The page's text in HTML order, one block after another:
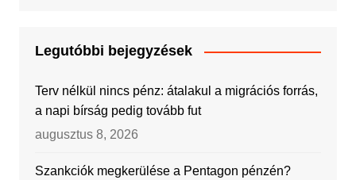
Legutóbbi bejegyzések
Terv nélkül nincs pénz: átalakul a migrációs forrás,
a napi bírság pedig tovább fut
augusztus 8, 2026
Szankciók megkerülése a Pentagon pénzén?